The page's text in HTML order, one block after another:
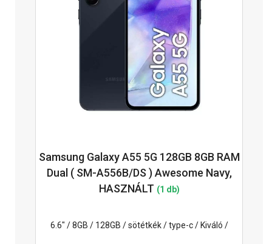
Samsung Galaxy A55 5G 128GB 8GB RAM
Dual ( SM-A556B/DS ) Awesome Navy,
HASZNÁLT (1 db)
6.6" / 8GB / 128GB / sötétkék / type-c / Kiváló /